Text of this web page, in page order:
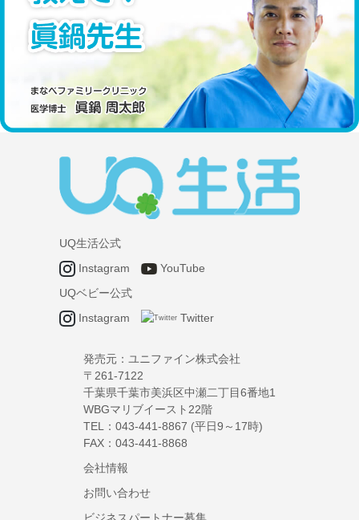
UQ生活公式
Instagram
YouTube
UQベビー公式
Instagram
Twitter
発売元： ユニファイン株式会社
〒261-7122
千葉県千葉市美浜区中瀬二丁目6番地1
WBGマリブイースト22階
TEL：043-441-8867 (平日9～17時)
FAX：043-441-8868
会社情報
お問い合わせ